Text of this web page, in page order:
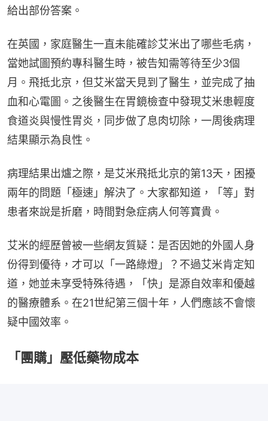
給出部份答案。
在英國，家庭醫生一直未能確診艾米出了哪些毛病，
當她試圖預約專科醫生時，被告知需等待至少3個
月。飛抵北京，但艾米當天見到了醫生，並完成了抽
血和心電圖。之後醫生在胃鏡檢查中發現艾米患輕度
食道炎與慢性胃炎，同步做了息肉切除，一周後病理
結果顯示為良性。
病理結果出爐之際，是艾米飛抵北京的第13天，困擾
兩年的問題「極速」解決了。大家都知道，「等」對
患者來說是折磨，時間對急症病人何等寶貴。
艾米的經歷曾被一些網友質疑：是否因她的外國人身
份得到優待，才可以「一路綠燈」？不過艾米肯定知
道，她並未享受特殊待遇，「快」是源自效率和優越
的醫療體系。在21世紀第三個十年，人們應該不會懷
疑中國效率。
「團購」壓低藥物成本